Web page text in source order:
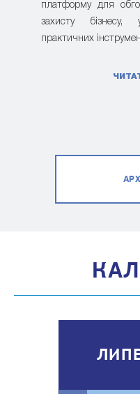
платформу для
захисту бізнесу,
практичних